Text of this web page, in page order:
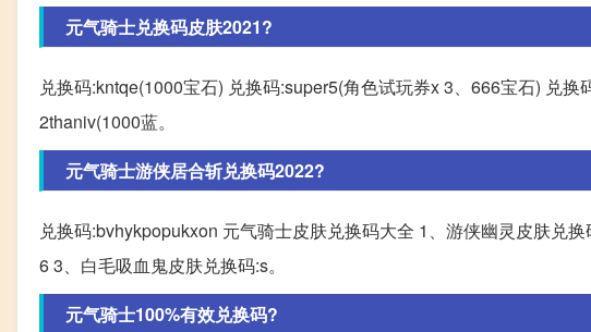
元气骑士兑换码皮肤2021?
兑换码:kntqe(1000宝石) 兑换码:super5(角色试玩券x 3、666宝石) 兑
2thaniv(1000蓝。
元气骑士游侠居合斩兑换码2022?
兑换码:bvhykpopukxon 元气骑士皮肤兑换码大全 1、游侠幽灵皮肤兑
6 3、白毛吸血鬼皮肤兑换码:s。
元气骑士100%有效兑换码?